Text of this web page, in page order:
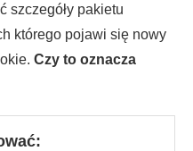
szczegóły pakietu
którego pojawi się nowy
Czy to oznacza